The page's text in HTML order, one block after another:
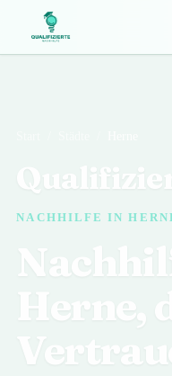
NACHHILFE IN
Herne,